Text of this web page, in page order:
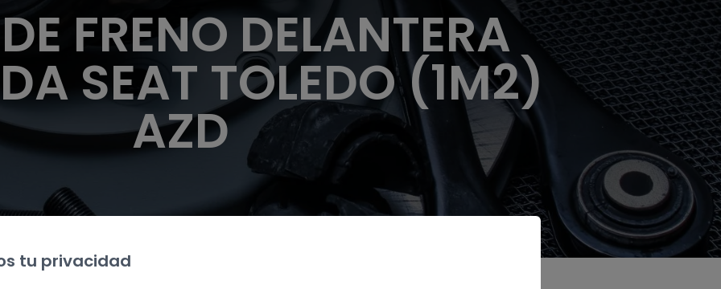
FRENO DELANTERA
SEAT TOLEDO (1M2)
AZD
tu privacidad